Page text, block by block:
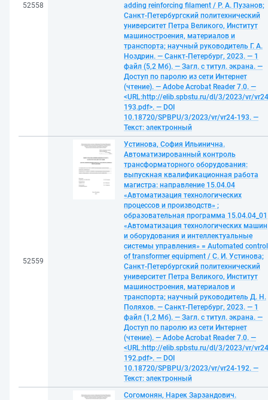
52558
adding reinforcing filament / Р. А. Пузанов;
Санкт-Петербургский политехнический
университет Петра Великого, Институт
машиностроения, материалов и
транспорта; научный руководитель Г. А.
Ноздрин. — Санкт-Петербург, 2023. — 1
файл (5,2 Мб). — Загл. с титул. экрана. —
Доступ по паролю из сети Интернет
(чтение). — Adobe Acrobat Reader 7.0. —
<URL:http://elib.spbstu.ru/dl/3/2023/vr/
193.pdf>. — DOI
10.18720/SPBPU/3/2023/vr/vr24-193. —
Текст: электронный
52559
Устинова, София Ильинична.
Автоматизированный контроль
трансформаторного оборудования:
выпускная квалификационная работа
магистра: направление 15.04.04
«Автоматизация технологических
процессов и производств» ;
образовательная программа 15.04.04_01
«Автоматизация технологических машин
и оборудования и интеллектуальные
системы управления» = Automated control
of transformer equipment / С. И. Устинова;
Санкт-Петербургский политехнический
университет Петра Великого, Институт
машиностроения, материалов и
транспорта; научный руководитель Д. Н.
Поляхов. — Санкт-Петербург, 2023. — 1
файл (1,2 Мб). — Загл. с титул. экрана. —
Доступ по паролю из сети Интернет
(чтение). — Adobe Acrobat Reader 7.0. —
<URL:http://elib.spbstu.ru/dl/3/2023/vr/
192.pdf>. — DOI
10.18720/SPBPU/3/2023/vr/vr24-192. —
Текст: электронный
Согомонян, Нарек Зарзандович.